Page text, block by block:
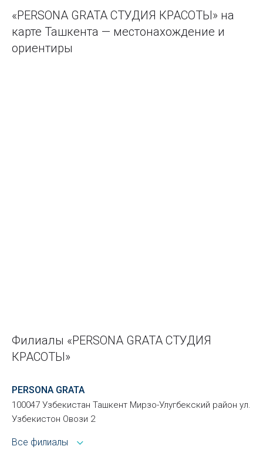
«PERSONA GRATA СТУДИЯ КРАСОТЫ» на
карте Ташкента — местонахождение и
ориентиры
Филиалы «PERSONA GRATA СТУДИЯ
КРАСОТЫ»
PERSONA GRATA
100047 Узбекистан Ташкент Мирзо-Улугбекский район ул.
Узбекистон Овози 2
Все филиалы